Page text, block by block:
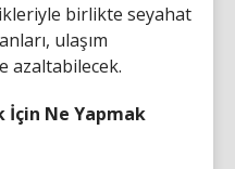
birlikte seyahat
ulaşım
azaltabilecek.
Ne Yapmak